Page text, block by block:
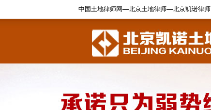
中国土地律师网—北京土地律师—北京凯诺律师